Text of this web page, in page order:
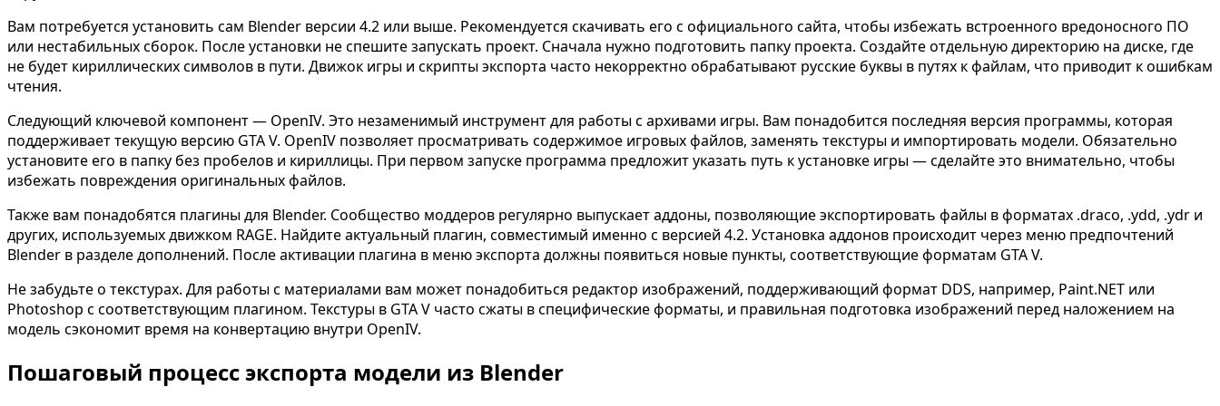
Вам потребуется установить сам Blender версии 4.2 или выше. Рекомендуется скачивать его с официального сайта, чтобы избежать встроенного вредоносного ПО
или нестабильных сборок. После установки не спешите запускать проект. Сначала нужно подготовить папку проекта. Создайте отдельную директорию на диске, где
не будет кириллических символов в пути. Движок игры и скрипты экспорта часто некорректно обрабатывают русские буквы в путях к файлам, что приводит к ошибкам
чтения.
Следующий ключевой компонент — OpenIV. Это незаменимый инструмент для работы с архивами игры. Вам понадобится последняя версия программы, которая
поддерживает текущую версию GTA V. OpenIV позволяет просматривать содержимое игровых файлов, заменять текстуры и импортировать модели. Обязательно
установите его в папку без пробелов и кириллицы. При первом запуске программа предложит указать путь к установке игры — сделайте это внимательно, чтобы
избежать повреждения оригинальных файлов.
Также вам понадобятся плагины для Blender. Сообщество моддеров регулярно выпускает аддоны, позволяющие экспортировать файлы в форматах .draco, .ydd, .ydr и
других, используемых движком RAGE. Найдите актуальный плагин, совместимый именно с версией 4.2. Установка аддонов происходит через меню предпочтений
Blender в разделе дополнений. После активации плагина в меню экспорта должны появиться новые пункты, соответствующие форматам GTA V.
Не забудьте о текстурах. Для работы с материалами вам может понадобиться редактор изображений, поддерживающий формат DDS, например, Paint.NET или
Photoshop с соответствующим плагином. Текстуры в GTA V часто сжаты в специфические форматы, и правильная подготовка изображений перед наложением на
модель сэкономит время на конвертацию внутри OpenIV.
Пошаговый процесс экспорта модели из Blender